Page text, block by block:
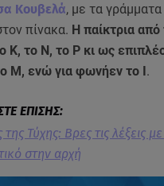
Κουβελά, με τα
πίνακα. Η παίκτρια
Κ, το Ν, το Ρ κι ως
Μ, ενώ για φωνήεν το Ι.
της Τύχης: Βρες τις λέξεις
στην αρχή